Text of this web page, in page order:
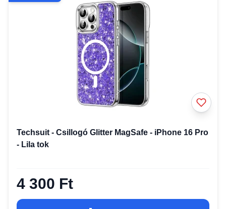
Techsuit - Csillogó Glitter MagSafe - iPhone 16 Pro
- Lila tok
4 300 Ft